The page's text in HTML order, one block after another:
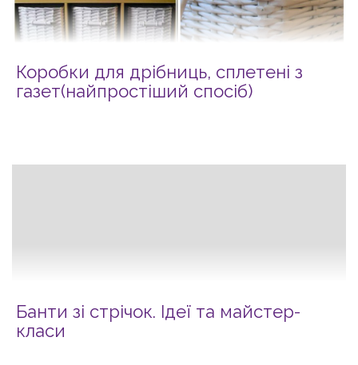
Коробки для дрібниць, сплетені з
газет(найпростіший спосіб)
Банти зі стрічок. Ідеї та майстер-
класи